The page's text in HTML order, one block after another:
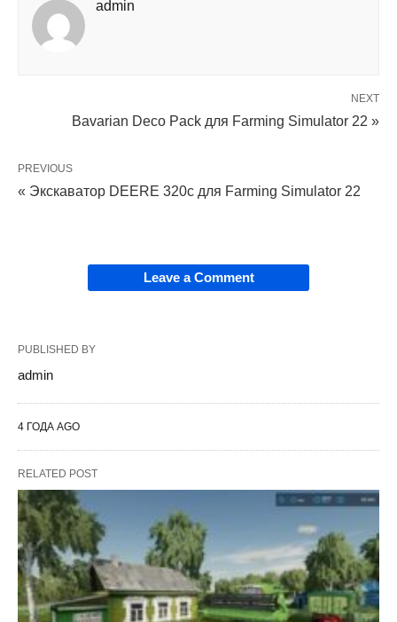
admin
NEXT
Bavarian Deco Pack для Farming Simulator 22 »
PREVIOUS
« Экскаватор DEERE 320c для Farming Simulator 22
Leave a Comment
PUBLISHED BY
admin
4 ГОДА AGO
RELATED POST